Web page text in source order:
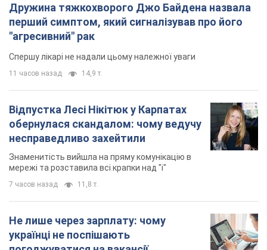
Дружина тяжкохворого Джо Байдена назвала
перший симптом, який сигналізував про його
"агресивний" рак
Спершу лікарі не надали цьому належної уваги
11 часов назад 14,9 т.
Відпустка Лесі Нікітюк у Карпатах
обернулася скандалом: чому ведучу
несправедливо захейтили
Знаменитість вийшла на пряму комунікацію в
мережі та розставила всі крапки над "і"
7 часов назад 11,8 т.
Не лише через зарплату: чому
українці не поспішають